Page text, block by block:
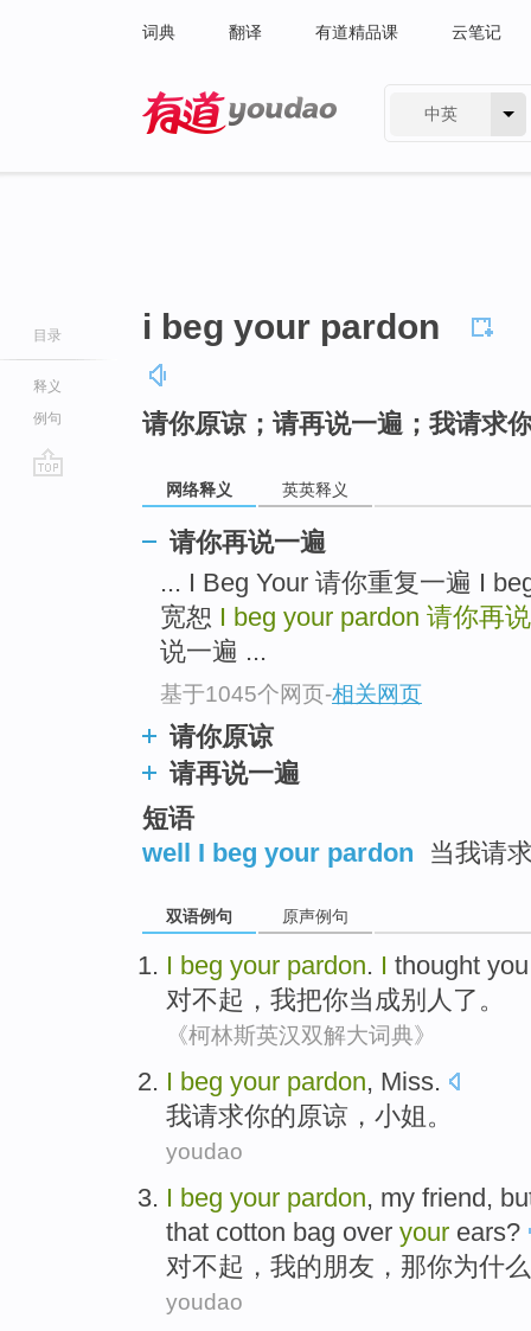
词典 翻译 有道精品课 云笔记
中英
目录
释义
例句
i beg your pardon
请你原谅；请再说一遍；我请求
网络释义 英英释义
请你再说一遍
... I Beg Your 请你重复一遍 I
宽恕 I beg your pardon 请你再
说一遍 ...
基于1045个网页-相关网页
请你原谅
请再说一遍
短语
well I beg your pardon
当我请
双语例句 原声例句
I beg your pardon. I thought you
对不起 ， 我把你当成别人 了。
《柯林斯英汉双解大词典》
I beg your pardon, Miss.
我请求你的 原谅 ， 小姐 。
youdao
I beg your pardon, my friend,
that cotton bag over your ears?
对不起 ， 我的 朋友 ， 那你为什么
youdao